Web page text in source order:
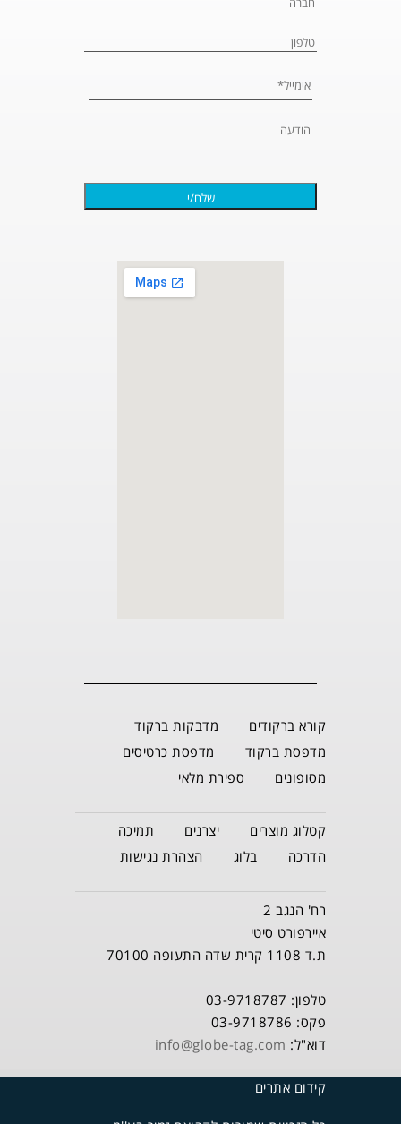
קורא ברקודים
מדבקות ברקוד
מדפסת ברקוד
מדפסת כרטיסים
מסופונים
ספירת מלאי
קטלוג מוצרים יצרנים
תמיכה
הדרכה
בלוג הצהרת נגישות
רח' הנגב 2
איירפורט סיטי
ת.ד 1108 קרית שדה התעופה 70100
טלפון: 03-9718787
פקס: 03-9718786
דוא"ל: info@globe-tag.com
קידום אתרים